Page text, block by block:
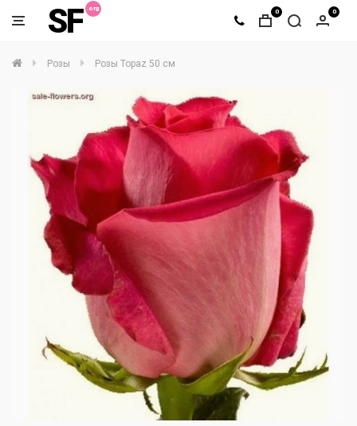
SF 0 0
Розы Розы Topaz 50 см